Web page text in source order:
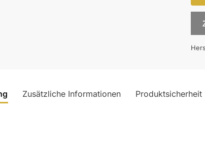
Zusätzliche Informationen Produktsicherheit